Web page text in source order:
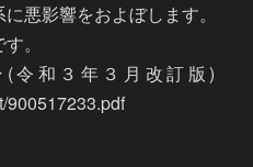
悪影響をおよぼします。
。
(令和３年３月改訂版)
900517233.pdf